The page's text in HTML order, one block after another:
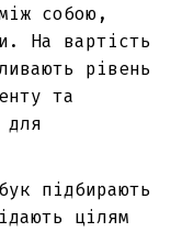
собою,
На вартість
рівень
та
для
підбирають
цілям